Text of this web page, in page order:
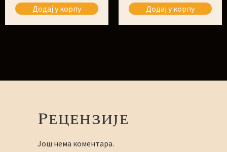
Додај у корпу Додај у корпу
Рецензије
Још нема коментара.